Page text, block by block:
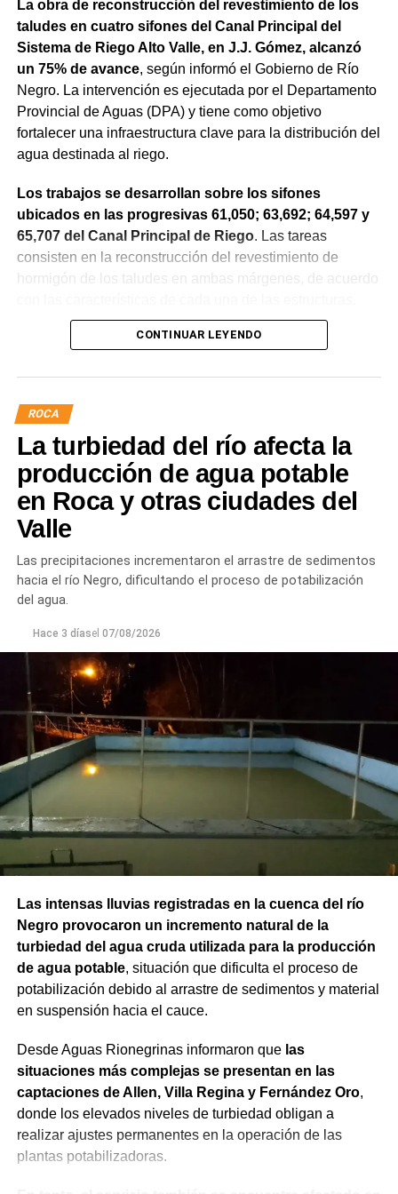
La obra de reconstrucción del revestimiento de los
taludes en cuatro sifones del Canal Principal del
Sistema de Riego Alto Valle, en J.J. Gómez, alcanzó
un 75% de avance, según informó el Gobierno de Río
Negro. La intervención es ejecutada por el Departamento
Provincial de Aguas (DPA) y tiene como objetivo
fortalecer una infraestructura clave para la distribución del
agua destinada al riego.
Los trabajos se desarrollan sobre los sifones
ubicados en las progresivas 61,050; 63,692; 64,597 y
65,707 del Canal Principal de Riego. Las tareas
consisten en la reconstrucción del revestimiento de
hormigón de los taludes en ambas márgenes, de acuerdo
La obra incluye la demolición de losas deterioradas, la
requieren, la ejecución de un nuevo revestimiento de
hormigón reforzado con malla de acero y el sellado de
juntas para mejorar la durabilidad de la infraestructura.
Desde el DPA destacaron que esta intervención forma
parte del plan de mantenimiento y renovación de la
infraestructura hídrica provincial, con el propósito de
optimizar la conducción del agua, preservar el Canal
seguro para los productores del Alto Valle.
CONTINUAR LEYENDO
ROCA
La turbiedad del río afecta la
producción de agua potable
en Roca y otras ciudades del
Valle
Las precipitaciones incrementaron el arrastre de sedimentos
hacia el río Negro, dificultando el proceso de potabilización
del agua.
Hace 3 díasel 07/08/2026
Las intensas lluvias registradas en la cuenca del río
Negro provocaron un incremento natural de la
turbiedad del agua cruda utilizada para la producción
de agua potable, situación que dificulta el proceso de
potabilización debido al arrastre de sedimentos y material
en suspensión hacia el cauce.
Desde Aguas Rionegrinas informaron que las
situaciones más complejas se presentan en las
captaciones de Allen, Villa Regina y Fernández Oro,
donde los elevados niveles de turbiedad obligan a
realizar ajustes permanentes en la operación de las
plantas potabilizadoras.